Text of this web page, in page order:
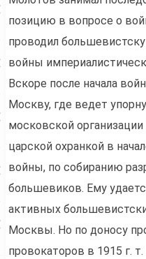
позицию в вопросе о
проводил
войны
Вскоре после начала
Москву, где ведет
московской
царской охранкой в
войны, по собиранию
большевиков. Ему
активных
Москвы. Но по доносу
провокаторов в 1915 г.